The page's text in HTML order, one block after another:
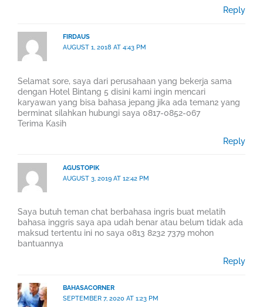
Reply
FIRDAUS
AUGUST 1, 2018 AT 4:43 PM
Selamat sore, saya dari perusahaan yang bekerja sama
dengan Hotel Bintang 5 disini kami ingin mencari
karyawan yang bisa bahasa jepang jika ada teman2 yang
berminat silahkan hubungi saya 0817-0852-067
Terima Kasih
Reply
AGUSTOPIK
AUGUST 3, 2019 AT 12:42 PM
Saya butuh teman chat berbahasa ingris buat melatih
bahasa inggris saya apa udah benar atau belum tidak ada
maksud tertentu ini no saya 0813 8232 7379 mohon
bantuannya
Reply
BAHASACORNER
SEPTEMBER 7, 2020 AT 1:23 PM